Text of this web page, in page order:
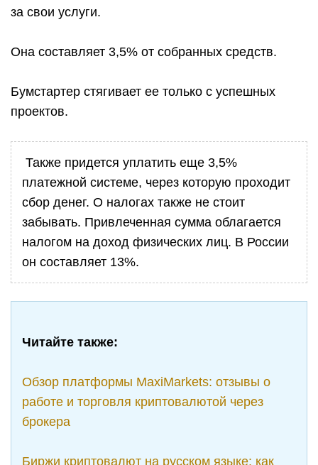
за свои услуги.
Она составляет 3,5% от собранных средств.
Бумстартер стягивает ее только с успешных
проектов.
Также придется уплатить еще 3,5%
платежной системе, через которую проходит
сбор денег. О налогах также не стоит
забывать. Привлеченная сумма облагается
налогом на доход физических лиц. В России
он составляет 13%.
Читайте также:
Обзор платформы MaxiMarkets: отзывы о
работе и торговля криптовалютой через
брокера
Биржи криптовалют на русском языке: как